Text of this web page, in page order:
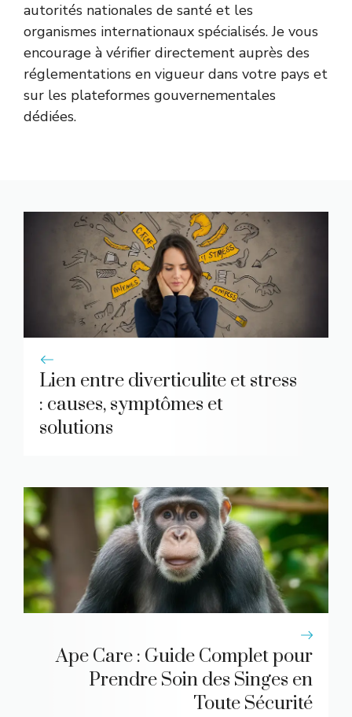
autorités nationales de santé et les
organismes internationaux spécialisés. Je vous
encourage à vérifier directement auprès des
réglementations en vigueur dans votre pays et
sur les plateformes gouvernementales
dédiées.
Lien entre diverticulite et stress
: causes, symptômes et
solutions
Ape Care : Guide Complet pour
Prendre Soin des Singes en
Toute Sécurité